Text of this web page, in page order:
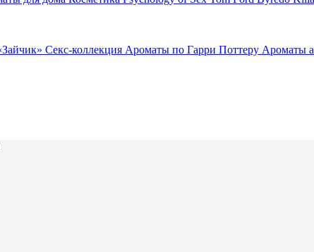
Секс-коллекция Ароматы по Гарри Поттеру Ароматы